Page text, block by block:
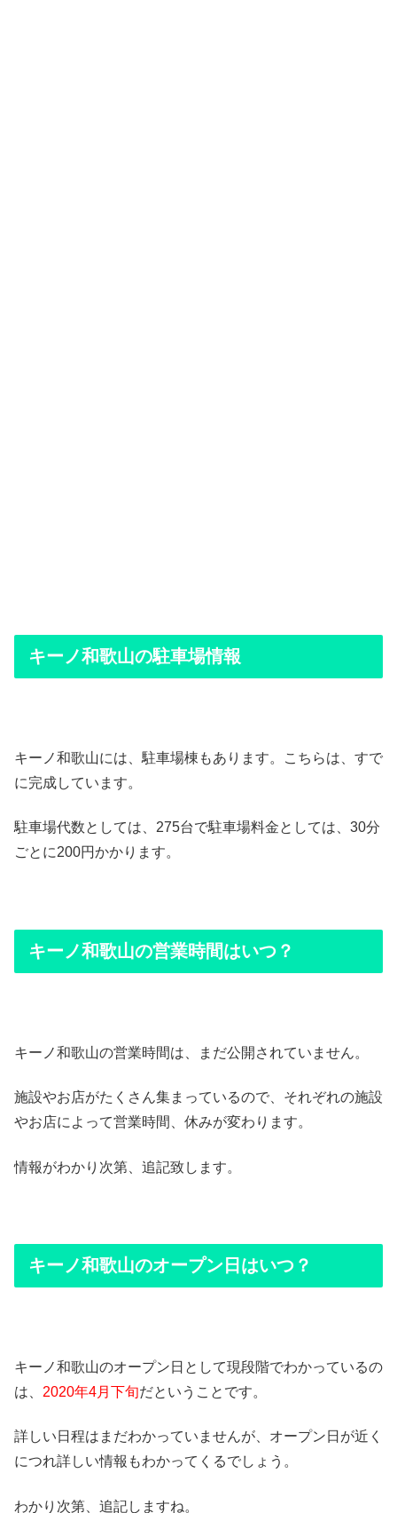
キーノ和歌山の駐車場情報
キーノ和歌山には、駐車場棟もあります。こちらは、すで
に完成しています。
駐車場代数としては、275台で駐車場料金としては、30分
ごとに200円かかります。
キーノ和歌山の営業時間はいつ？
キーノ和歌山の営業時間は、まだ公開されていません。
施設やお店がたくさん集まっているので、それぞれの施設
やお店によって営業時間、休みが変わります。
情報がわかり次第、追記致します。
キーノ和歌山のオープン日はいつ？
キーノ和歌山のオープン日として現段階でわかっているの
は、 2020年4月下旬だということです。
詳しい日程はまだわかっていませんが、オープン日が近く
につれ詳しい情報もわかってくるでしょう。
わかり次第、追記しますね。